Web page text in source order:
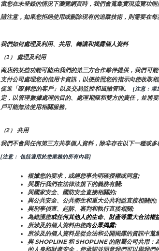
當您在未登錄的情況下瀏覽網頁時，我們會蒐集實現流覽功
請注意，如果您拒絕使用或刪除現有的追蹤技術，則需要在
我們如何處理及利用、共用、轉讓和揭露個人資料
（1） 處理及利用
商店的某些功能可能由我們的第三方合作夥伴提供，我們可
支付公司處理您的信用卡資訊，以便按照您的指示向您收取
促進「瞭解您的客戶」以及交易監控和風險管理。
[注意：添
定，以管理數據處理的目的、處理期限和雙方的責任，並將
戶可能無法使用相關服務。
（2） 共用
我們不會與任何第三方共享個人資料，除非存在以下一種或多
[注意： 包括適用於您業務的所有內容]
根據您的要求，或經您事先明確授權或同意;
與履行我們在法律法規下的義務有關;
與國家安全、國防安全直接相關的;
與公共安全、公共衛生和重大公共利益直接相關的;
與刑事偵查、起訴、審判和執行直接相關;
為維護您或任何其他人的生命、財產等重大合法權
所涉及的個人資料由您向公眾揭露;
所涉及的個人資料是從合法和公開揭露的資訊中蒐集
與 SHOPLINE 和 SHOPLINE 的附屬公司共用：
的人身和財產安全，您承認並同意我們可以與我